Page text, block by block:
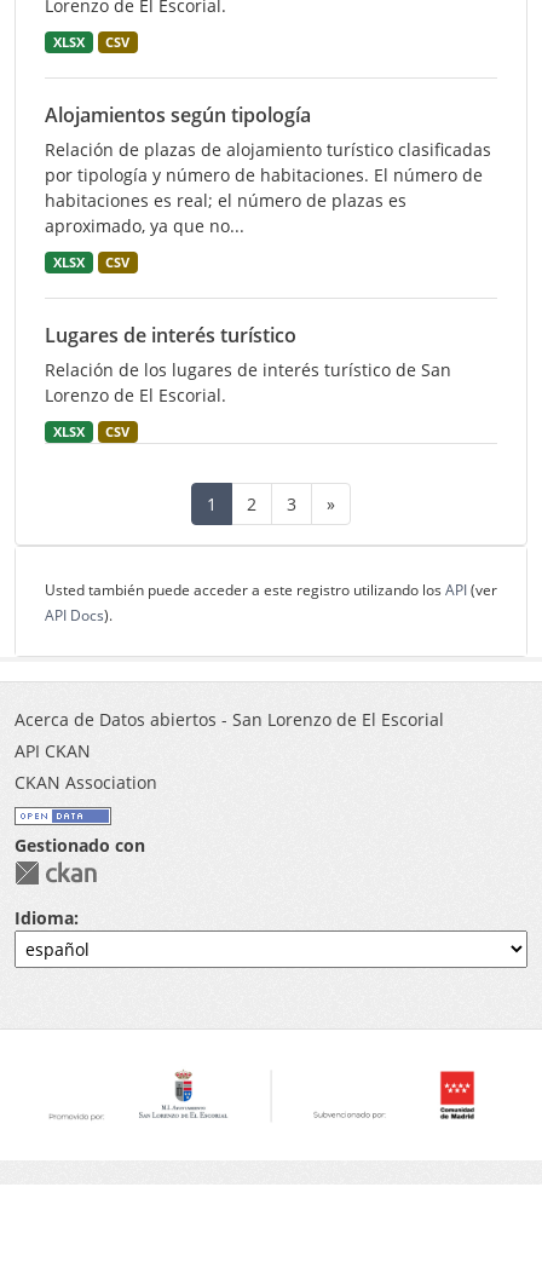
Lorenzo de El Escorial.
XLSX CSV
Alojamientos según tipología
Relación de plazas de alojamiento turístico clasificadas
por tipología y número de habitaciones. El número de
habitaciones es real; el número de plazas es
aproximado, ya que no...
XLSX CSV
Lugares de interés turístico
Relación de los lugares de interés turístico de San
Lorenzo de El Escorial.
XLSX CSV
1 2 3 »
Usted también puede acceder a este registro utilizando los API(ver
API Docs).
Acerca de Datos abiertos - San Lorenzo de El Escorial
API CKAN
CKAN Association
Gestionado con
Idioma